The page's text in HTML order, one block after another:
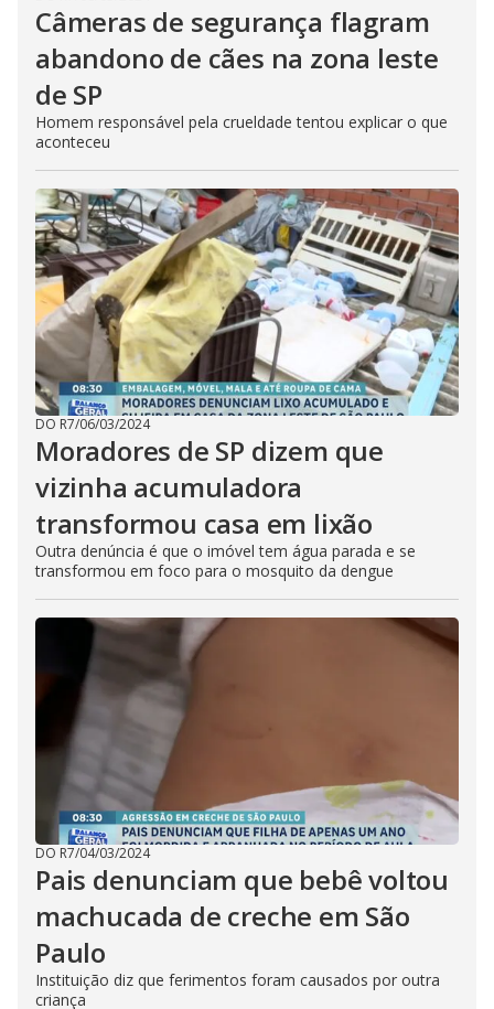
Câmeras de segurança flagram
abandono de cães na zona leste
de SP
Homem responsável pela crueldade tentou explicar o que
aconteceu
DO R7/06/03/2024
Moradores de SP dizem que
vizinha acumuladora
transformou casa em lixão
Outra denúncia é que o imóvel tem água parada e se
transformou em foco para o mosquito da dengue
DO R7/04/03/2024
Pais denunciam que bebê voltou
machucada de creche em São
Paulo
Instituição diz que ferimentos foram causados por outra
criança